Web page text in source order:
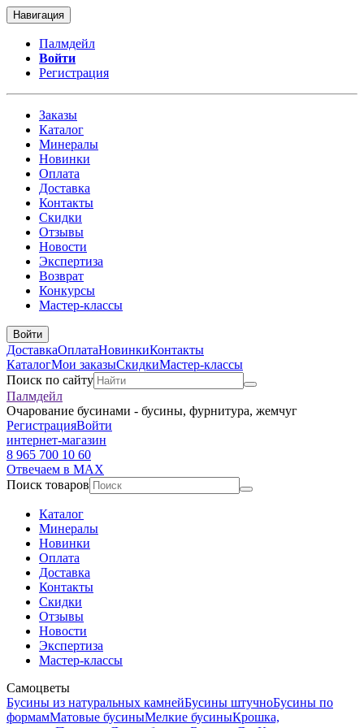
Навигация
Палмдейл
Войти
Регистрация
Заказы
Каталог
Минералы
Новинки
Оплата
Доставка
Контакты
Скидки
Отзывы
Новости
Экспертиза
Возврат
Конкурсы
Мастер-классы
Войти
ДоставкаОплатаНовинкиКонтакты
КаталогМои заказыСкидкиМастер-классы
Поиск по сайту
Палмдейл
Очарование бусинами - бусины, фурнитура, жемчуг
РегистрацияВойти
интернет-магазин
8 965 700 10 60
Отвечаем в MAX
Поиск товаров
Каталог
Минералы
Новинки
Оплата
Доставка
Контакты
Скидки
Отзывы
Новости
Экспертиза
Мастер-классы
Самоцветы
Бусины из натуральных камнейБусины штучноБусины по
формамМатовые бусиныМелкие бусиныКрошка,